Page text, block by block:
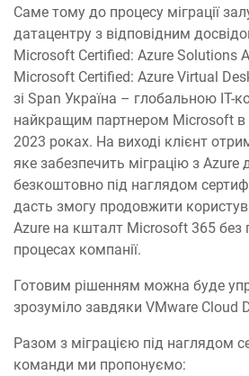
Саме тому до процесу міграції
датацентру з відповідним
Microsoft Certified: Azure Solutions
Microsoft Certified: Azure Virtual
зі Span Україна – глобальною ІТ-
найкращим партнером Microsoft в
2023 роках. На виході клієнт
яке забезпечить міграцію з Azure
безкоштовно під наглядом
дасть змогу продовжити
Azure на кшталт Microsoft 365 без
процесах компанії.
Готовим рішенням можна буде
зрозуміло завдяки VMware Cloud
Разом з міграцією під наглядом
команди ми пропонуємо: